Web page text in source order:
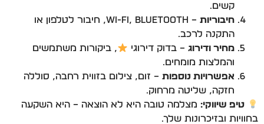
קשים.
חיבוריות
– Wi-Fi, Bluetooth, חיבור לטלפון או
התקנה לרכב.
מחיר ודירוג – בדוק דירוגי
, ביקורות משתמשים
והמלצות מומחים.
אפשרויות נוספות – זום, צילום בזווית רחבה, סוללה
חזקה, שליטה מרחוק.
טיפ שיווקי: מצלמה טובה היא לא הוצאה – היא השקעה
בחוויות ובזיכרונות שלך.